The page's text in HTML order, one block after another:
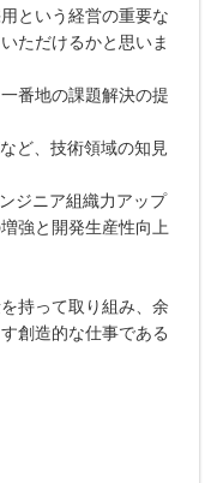
という経営の重要な
ただけるかと思いま
番地の課題解決の提
ど、技術領域の知見
ジニア組織力アップ
強と開発生産性向上
持って取り組み、余
創造的な仕事である